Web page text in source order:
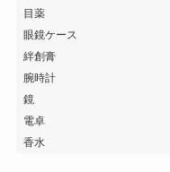
目薬
眼鏡ケース
絆創膏
腕時計
鏡
電卓
香水